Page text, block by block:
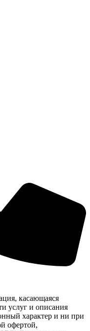
касающаяся
услуг и описания
характер и ни при
офертой,